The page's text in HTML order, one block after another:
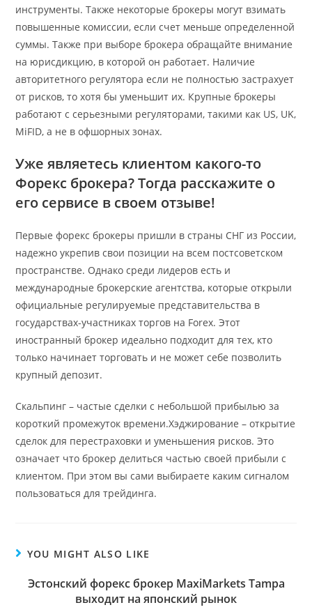
инструменты. Также некоторые брокеры могут взимать
повышенные комиссии, если счет меньше определенной
суммы. Также при выборе брокера обращайте внимание
на юрисдикцию, в которой он работает. Наличие
авторитетного регулятора если не полностью застрахует
от рисков, то хотя бы уменьшит их. Крупные брокеры
работают с серьезными регуляторами, такими как US, UK,
MiFID, а не в офшорных зонах.
Уже являетесь клиентом какого-то
Форекс брокера? Тогда расскажите о
его сервисе в своем отзыве!
Первые форекс брокеры пришли в страны СНГ из России,
надежно укрепив свои позиции на всем постсоветском
пространстве. Однако среди лидеров есть и
международные брокерские агентства, которые открыли
официальные регулируемые представительства в
государствах-участниках торгов на Forex. Этот
иностранный брокер идеально подходит для тех, кто
только начинает торговать и не может себе позволить
крупный депозит.
Скальпинг – частые сделки с небольшой прибылью за
короткий промежуток времени.Хэджирование – открытие
сделок для перестраховки и уменьшения рисков. Это
означает что брокер делиться частью своей прибыли с
клиентом. При этом вы сами выбираете каким сигналом
пользоваться для трейдинга.
YOU MIGHT ALSO LIKE
Эстонский форекс брокер MaxiMarkets Tampa
выходит на японский рынок